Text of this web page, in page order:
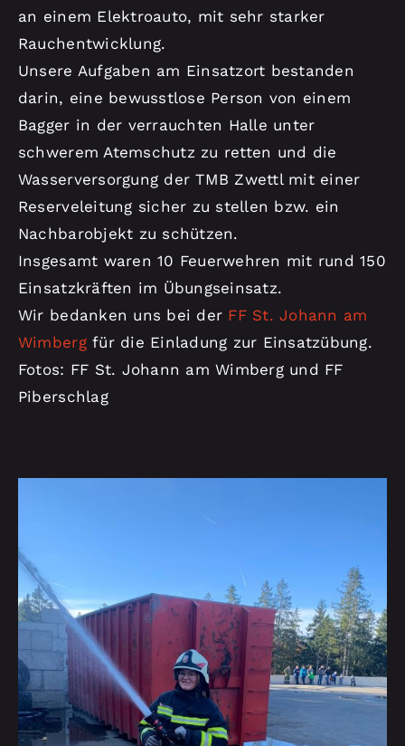
an einem Elektroauto, mit sehr starker
Rauchentwicklung.
Unsere Aufgaben am Einsatzort bestanden
darin, eine bewusstlose Person von einem
Bagger in der verrauchten Halle unter
schwerem Atemschutz zu retten und die
Wasserversorgung der TMB Zwettl mit einer
Reserveleitung sicher zu stellen bzw. ein
Nachbarobjekt zu schützen.
Insgesamt waren 10 Feuerwehren mit rund 150
Einsatzkräften im Übungseinsatz.
Wir bedanken uns bei der FF St. Johann am
Wimbergfür die Einladung zur Einsatzübung.
Fotos: FF St. Johann am Wimberg und FF
Piberschlag